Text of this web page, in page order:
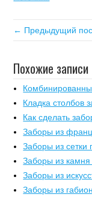
← Предыдущий
Похожие записи
Кладка столбов
Как сделать
Заборы из
Заборы из сетки
Заборы из камня
Заборы из
Заборы из